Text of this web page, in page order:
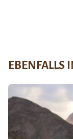
EBENFALLS